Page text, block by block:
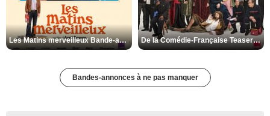
Les Matins merveilleux Bande-annonce VF De la Comédie-Française Teaser VF
Bandes-annonces à ne pas manquer